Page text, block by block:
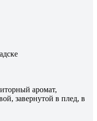
аромат,
завернутой в плед, в